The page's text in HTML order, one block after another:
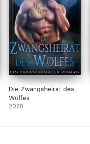
Die Zwangsheirat des
Wolfes
2020